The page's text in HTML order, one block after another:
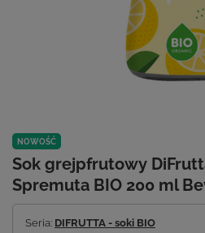
NOWOŚĆ
Sok grejpfrutowy
Spremuta BIO 200 ml
Seria: DIFRUTTA - soki BIO